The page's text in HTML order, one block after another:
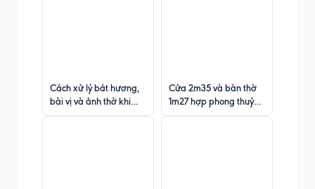
Cách xử lý bát hương,
bài vị và ảnh thờ khi
chuyển nhà
Cửa 2m35 và bàn thờ
1m27 hợp phong thuỷ
không ?